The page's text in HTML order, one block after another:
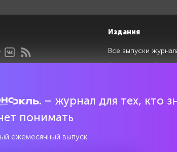
Издания
Все выпуски
Архив изданий
– журнал для тех, кто
понимать
ежемесячный выпуск.